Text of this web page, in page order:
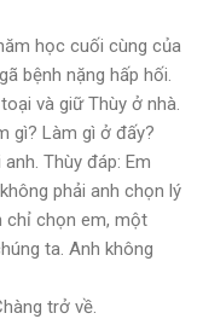
học cuối cùng của
bệnh nặng hấp hối.
và giữ Thùy ở nhà.
gì? Làm gì ở đấy?
Thùy đáp: Em
phải anh chọn lý
chỉ chọn em, một
ta. Anh không
trở về.